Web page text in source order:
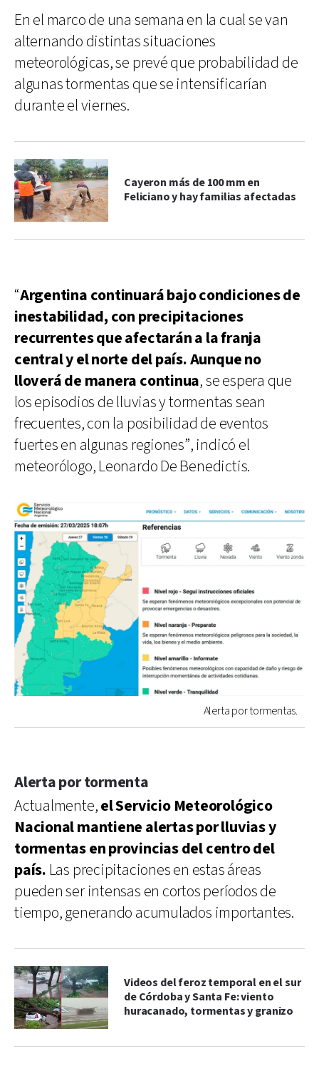
En el marco de una semana en la cual se van
alternando distintas situaciones
meteorológicas, se prevé que probabilidad de
algunas tormentas que se intensificarían
durante el viernes.
Cayeron más de 100 mm en
Feliciano y hay familias afectadas
“Argentina continuará bajo condiciones de
inestabilidad, con precipitaciones
recurrentes que afectarán a la franja
central y el norte del país. Aunque no
lloverá de manera continua, se espera que
los episodios de lluvias y tormentas sean
frecuentes, con la posibilidad de eventos
fuertes en algunas regiones”, indicó el
meteorólogo, Leonardo De Benedictis.
Alerta por tormentas.
Alerta por tormenta
Actualmente,el Servicio Meteorológico
Nacional mantiene alertas por lluvias y
tormentas en provincias del centro del
país. Las precipitaciones en estas áreas
pueden ser intensas en cortos períodos de
tiempo, generando acumulados importantes.
Videos del feroz temporal en el sur
de Córdoba y Santa Fe: viento
huracanado, tormentas y granizo